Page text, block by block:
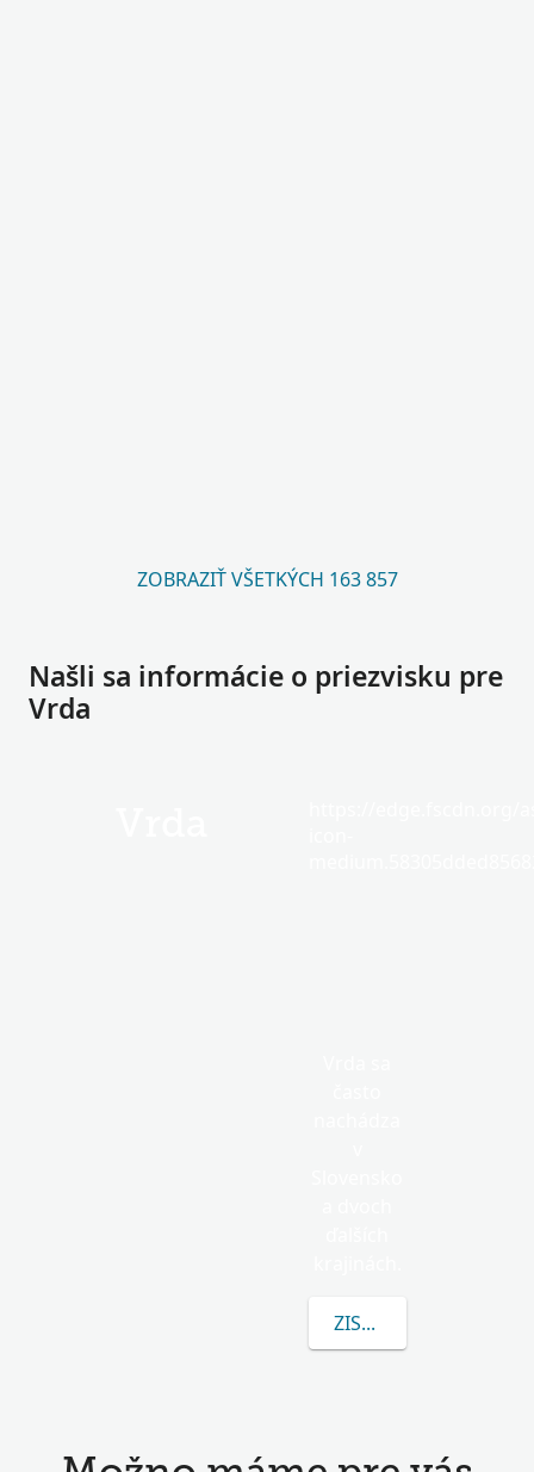
ZOBRAZIŤ VŠETKÝCH 163 857
Našli sa informácie o priezvisku pre
Vrda
ZISTITE VIAC O VRDA